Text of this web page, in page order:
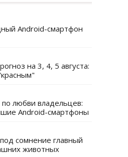
Android-смартфон
на 3, 4, 5 августа:
любви владельцев:
Android-смартфоны
сомнение главный
животных